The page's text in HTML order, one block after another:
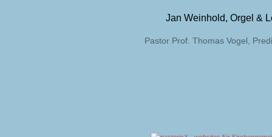
Jan Weinhold, Orgel &
Pastor Prof. Thomas Vogel,